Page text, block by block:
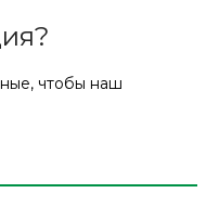
чтобы наш